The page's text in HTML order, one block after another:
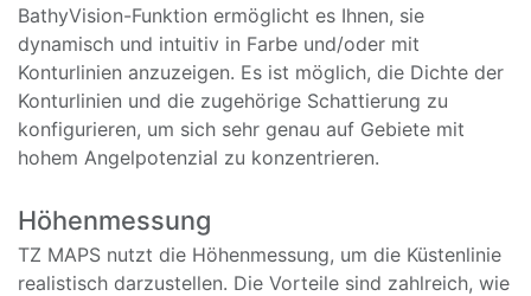
BathyVision-Funktion ermöglicht es Ihnen, sie
dynamisch und intuitiv in Farbe und/oder mit
Konturlinien anzuzeigen. Es ist möglich, die Dichte der
Konturlinien und die zugehörige Schattierung zu
konfigurieren, um sich sehr genau auf Gebiete mit
hohem Angelpotenzial zu konzentrieren.
Höhenmessung
TZ MAPS nutzt die Höhenmessung, um die Küstenlinie
realistisch darzustellen. Die Vorteile sind zahlreich, wie